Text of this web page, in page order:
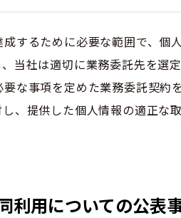
するために必要な範囲で、個
当社は適切に業務委託先を選
な事項を定めた業務委託契約
、提供した個人情報の適正な
利用についての公表